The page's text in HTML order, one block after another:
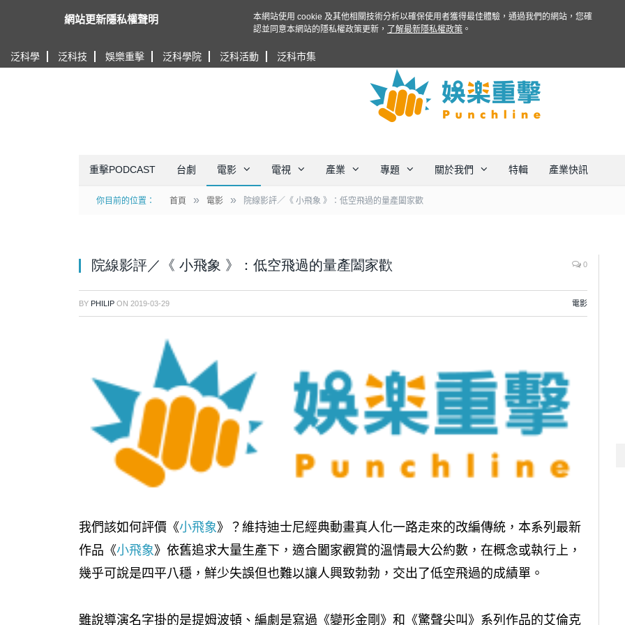
泛科學 泛科技 娛樂重擊 泛科學院 泛科活動 泛科市集
重擊PODCAST 台劇 電影 電視 產業 專題 關於我們 特輯 產業快訊
你目前的位置： 首頁 » 電影 » 院線影評／《 小飛象 》：低空飛過的量產闔家歡
院線影評／《 小飛象 》：低空飛過的量產闔家歡 0
BY PHILIP ON 2019-03-29 電影
我們該如何評價《小飛象》？維持迪士尼經典動畫真人化一路走來的改編傳統，本系列最新
作品《小飛象》依舊追求大量生產下，適合闔家觀賞的溫情最大公約數，在概念或執行上，
幾乎可說是四平八穩，鮮少失誤但也難以讓人興致勃勃，交出了低空飛過的成績單。
雖說導演名字掛的是提姆波頓、編劇是寫過《變形金剛》和《驚聲尖叫》系列作品的艾倫克
網站更新隱私權聲明
本網站使用 cookie 及其他相關技術分析以確保使用者獲得最佳體驗，通過我們的網站，您確
認並同意本網站的隱私權政策更新，
了解最新隱私權政策 。